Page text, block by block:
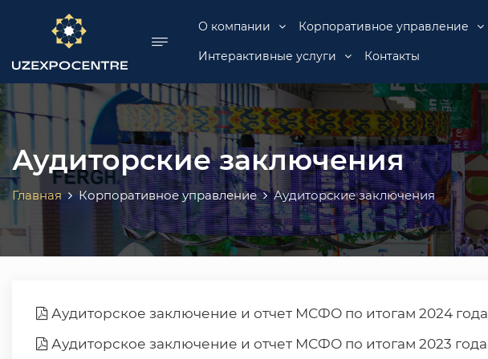
menu О компании Корпоративное управление
Интерактивные услуги Контакты
Аудиторские заключения
Главная Корпоративное управление Аудиторские заключения
Аудиторское заключение и отчет МСФО по итогам 2024 года
Аудиторское заключение и отчет МСФО по итогам 2023 года